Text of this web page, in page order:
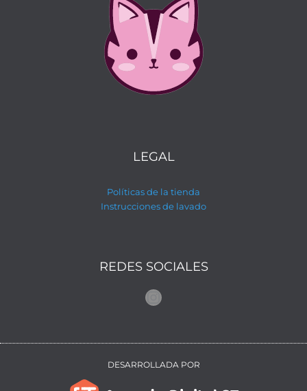
LEGAL
Políticas de la tienda
Instrucciones de lavado
REDES SOCIALES
Instagram
DESARROLLADA POR